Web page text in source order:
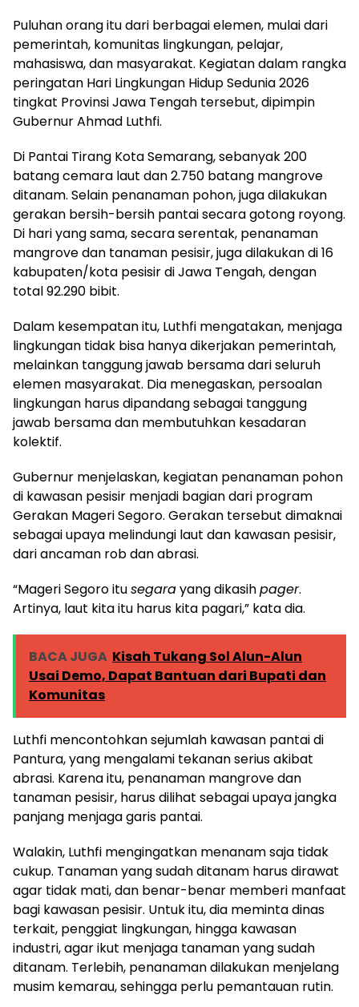
Puluhan orang itu dari berbagai elemen, mulai dari
pemerintah, komunitas lingkungan, pelajar,
mahasiswa, dan masyarakat. Kegiatan dalam rangka
peringatan Hari Lingkungan Hidup Sedunia 2026
tingkat Provinsi Jawa Tengah tersebut, dipimpin
Gubernur Ahmad Luthfi.
Di Pantai Tirang Kota Semarang, sebanyak 200
batang cemara laut dan 2.750 batang mangrove
ditanam. Selain penanaman pohon, juga dilakukan
gerakan bersih-bersih pantai secara gotong royong.
Di hari yang sama, secara serentak, penanaman
mangrove dan tanaman pesisir, juga dilakukan di 16
kabupaten/kota pesisir di Jawa Tengah, dengan
total 92.290 bibit.
Dalam kesempatan itu, Luthfi mengatakan, menjaga
lingkungan tidak bisa hanya dikerjakan pemerintah,
melainkan tanggung jawab bersama dari seluruh
elemen masyarakat. Dia menegaskan, persoalan
lingkungan harus dipandang sebagai tanggung
jawab bersama dan membutuhkan kesadaran
kolektif.
Gubernur menjelaskan, kegiatan penanaman pohon
di kawasan pesisir menjadi bagian dari program
Gerakan Mageri Segoro. Gerakan tersebut dimaknai
sebagai upaya melindungi laut dan kawasan pesisir,
dari ancaman rob dan abrasi.
“Mageri Segoro itusegarayang dikasihpager.
Artinya, laut kita itu harus kita pagari,” kata dia.
BACA JUGA Kisah Tukang Sol Alun-Alun
Usai Demo, Dapat Bantuan dari Bupati dan
Komunitas
Luthfi mencontohkan sejumlah kawasan pantai di
Pantura, yang mengalami tekanan serius akibat
abrasi. Karena itu, penanaman mangrove dan
tanaman pesisir, harus dilihat sebagai upaya jangka
panjang menjaga garis pantai.
Walakin, Luthfi mengingatkan menanam saja tidak
cukup. Tanaman yang sudah ditanam harus dirawat
agar tidak mati, dan benar-benar memberi manfaat
bagi kawasan pesisir. Untuk itu, dia meminta dinas
terkait, penggiat lingkungan, hingga kawasan
industri, agar ikut menjaga tanaman yang sudah
ditanam. Terlebih, penanaman dilakukan menjelang
musim kemarau, sehingga perlu pemantauan rutin.